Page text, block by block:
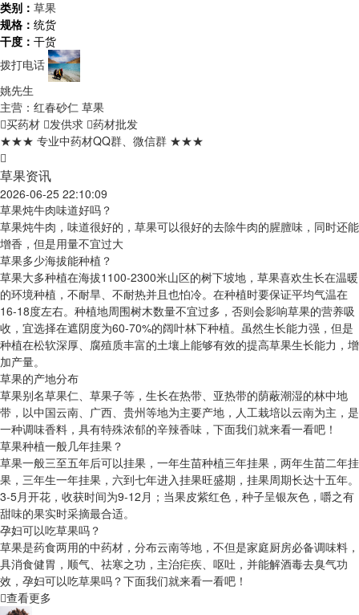
类别： 草果
规格： 统货
干度： 干货
拨打电话
姚先生
主营：红春砂仁 草果
买药材 发供求 药材批发
★★★ 专业中药材QQ群、微信群 ★★★
草果资讯
2026-06-25 22:10:09
草果炖牛肉味道好吗？
草果炖牛肉，味道很好的，草果可以很好的去除牛肉的腥膻味，同时还能
增香，但是用量不宜过大
草果多少海拔能种植？
草果大多种植在海拔1100-2300米山区的树下坡地，草果喜欢生长在温暖
的环境种植，不耐旱、不耐热并且也怕冷。在种植时要保证平均气温在
16-18度左右。种植地周围树木数量不宜过多，否则会影响草果的营养吸
收，宜选择在遮阴度为60-70%的阔叶林下种植。虽然生长能力强，但是
种植在松软深厚、腐殖质丰富的土壤上能够有效的提高草果生长能力，增
加产量。
草果的产地分布
草果别名草果仁、草果子等，生长在热带、亚热带的荫蔽潮湿的林中地
带，以中国云南、广西、贵州等地为主要产地，人工栽培以云南为主，是
一种调味香料，具有特殊浓郁的辛辣香味，下面我们就来看一看吧！
草果种植一般几年挂果？
草果一般三至五年后可以挂果，一年生苗种植三年挂果，两年生苗二年挂
果，三年生一年挂果，六到七年进入挂果旺盛期，挂果周期长达十五年。
3-5月开花，收获时间为9-12月；当果皮紫红色，种子呈银灰色，嚼之有
甜味的果实时采摘最合适。
孕妇可以吃草果吗？
草果是药食两用的中药材，分布云南等地，不但是家庭厨房必备调味料，
具消食健胃，顺气、祛寒之功，主治疟疾、呕吐，并能解酒毒去臭气功
效，孕妇可以吃草果吗？下面我们就来看一看吧！
查看更多